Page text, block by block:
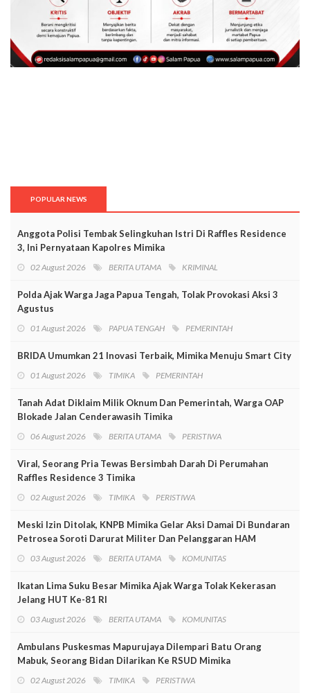
POPULAR NEWS
Anggota Polisi Tembak Selingkuhan Istri Di Raffles Residence
3, Ini Pernyataan Kapolres Mimika
02 August 2026 BERITA UTAMA KRIMINAL
Polda Ajak Warga Jaga Papua Tengah, Tolak Provokasi Aksi 3
Agustus
01 August 2026 PAPUA TENGAH PEMERINTAH
BRIDA Umumkan 21 Inovasi Terbaik, Mimika Menuju Smart City
01 August 2026 TIMIKA PEMERINTAH
Tanah Adat Diklaim Milik Oknum Dan Pemerintah, Warga OAP
Blokade Jalan Cenderawasih Timika
06 August 2026 BERITA UTAMA PERISTIWA
Viral, Seorang Pria Tewas Bersimbah Darah Di Perumahan
Raffles Residence 3 Timika
02 August 2026 TIMIKA PERISTIWA
Meski Izin Ditolak, KNPB Mimika Gelar Aksi Damai Di Bundaran
Petrosea Soroti Darurat Militer Dan Pelanggaran HAM
03 August 2026 BERITA UTAMA KOMUNITAS
Ikatan Lima Suku Besar Mimika Ajak Warga Tolak Kekerasan
Jelang HUT Ke-81 RI
03 August 2026 BERITA UTAMA KOMUNITAS
Ambulans Puskesmas Mapurujaya Dilempari Batu Orang
Mabuk, Seorang Bidan Dilarikan Ke RSUD Mimika
02 August 2026 TIMIKA PERISTIWA